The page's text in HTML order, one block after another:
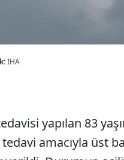
İHA
yapılan 83
amacıyla üst